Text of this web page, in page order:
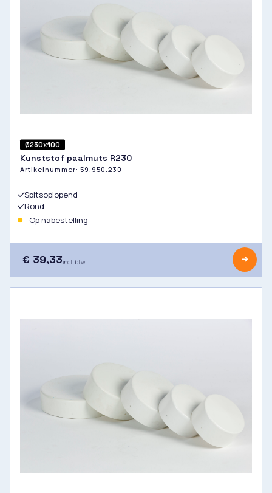
Ø230x100
Kunststof paalmuts R230
Artikelnummer: 59.950.230
Spitsoplopend
Rond
Op nabestelling
€ 39,33incl. btw